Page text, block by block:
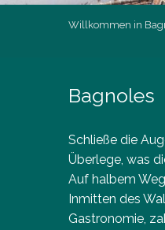
Willkommen in
Bagnoles
Schließe die
Überlege, was
Auf halbem
Inmitten des
Gastronomie,